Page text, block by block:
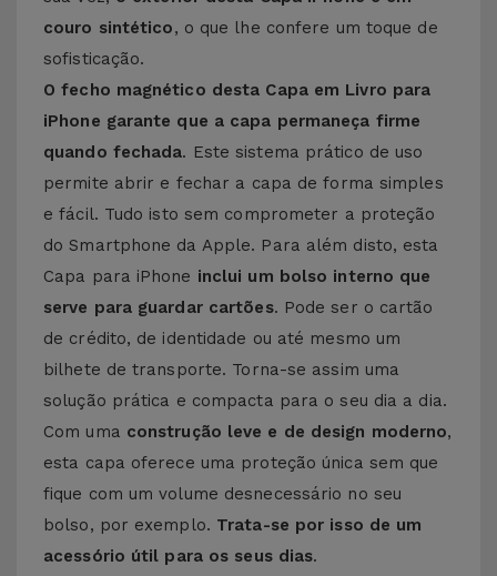
couro sintético, o que lhe confere um toque de
sofisticação.
O fecho magnético desta Capa em Livro para
iPhone garante que a capa permaneça firme
quando fechada. Este sistema prático de uso
permite abrir e fechar a capa de forma simples
e fácil. Tudo isto sem comprometer a proteção
do Smartphone da Apple. Para além disto, esta
Capa para iPhone inclui um bolso interno que
serve para guardar cartões. Pode ser o cartão
de crédito, de identidade ou até mesmo um
bilhete de transporte. Torna-se assim uma
solução prática e compacta para o seu dia a dia.
Com uma construção leve e de design moderno,
esta capa oferece uma proteção única sem que
fique com um volume desnecessário no seu
bolso, por exemplo. Trata-se por isso de um
acessório útil para os seus dias.